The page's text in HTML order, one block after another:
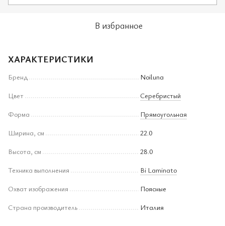
В избранное
ХАРАКТЕРИСТИКИ
Бренд
Noiluna
Цвет
Серебристый
Форма
Прямоугольная
Ширина, см
22.0
Высота, см
28.0
Техника выполнения
Bi Laminato
Охват изображения
Поясные
Страна производитель
Италия